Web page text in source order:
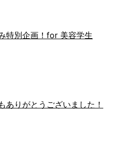
特別企画！for 美容学生
ありがとうございました！